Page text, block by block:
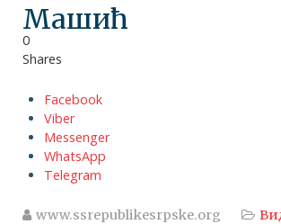
Машић
0
Shares
Facebook
Viber
Messenger
WhatsApp
Telegram
www.ssrepublikesrpske.org